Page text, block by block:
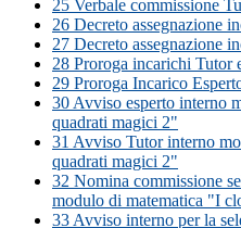
25 Verbale commissione
26 Decreto assegnazione
27 Decreto assegnazione
28 Proroga incarichi Tutor
29 Proroga Incarico
30 Avviso esperto interno
quadrati magici 2"
31 Avviso Tutor interno
quadrati magici 2"
32 Nomina commissione
modulo di matematica "I
33 Avviso interno per la